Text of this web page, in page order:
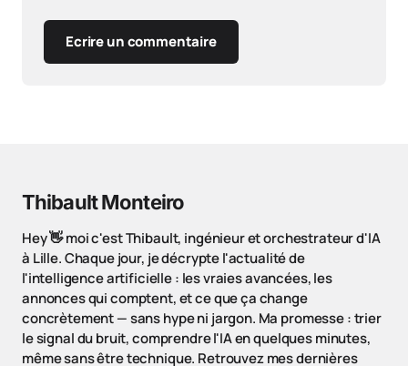
Ecrire un commentaire
Thibault Monteiro
Hey 👋 moi c'est Thibault, ingénieur et orchestrateur d'IA
à Lille. Chaque jour, je décrypte l'actualité de
l'intelligence artificielle : les vraies avancées, les
annonces qui comptent, et ce que ça change
concrètement — sans hype ni jargon. Ma promesse : trier
le signal du bruit, comprendre l'IA en quelques minutes,
même sans être technique. Retrouvez mes dernières